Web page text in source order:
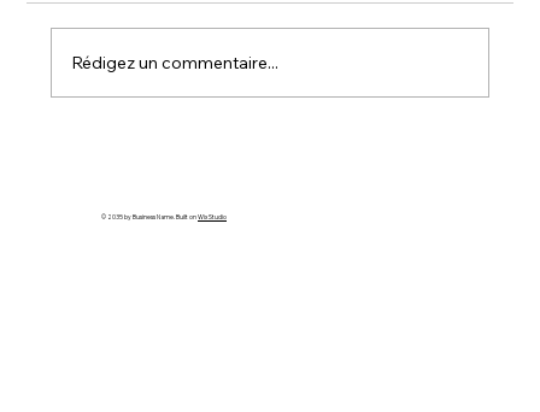
Rédigez un commentaire...
© 2035 by Business Name. Built onWix Studio